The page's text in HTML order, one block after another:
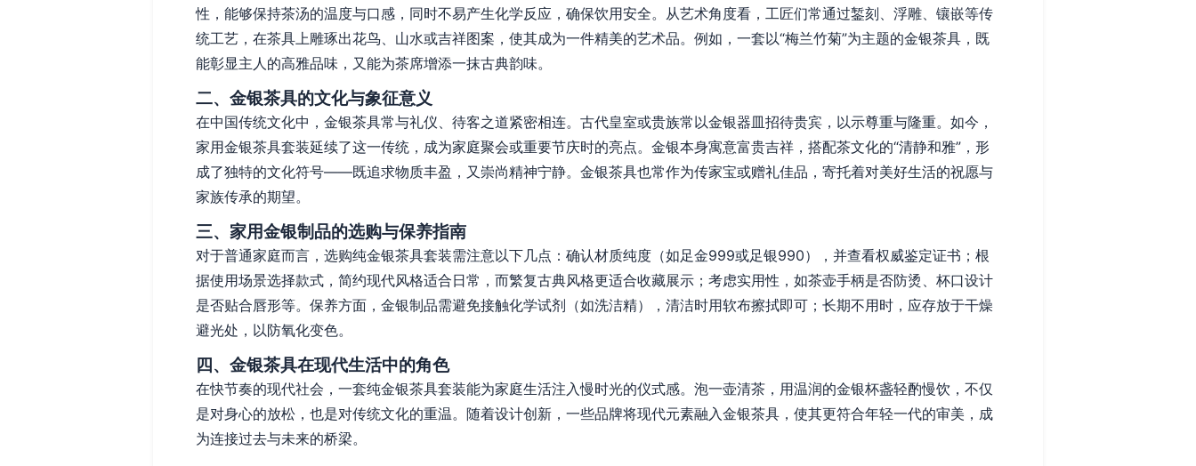
性，能够保持茶汤的温度与口感，同时不易产生化学反应，确保饮用安全。从艺术角度看，工匠们常通过錾刻、浮雕、镶嵌等传
统工艺，在茶具上雕琢出花鸟、山水或吉祥图案，使其成为一件精美的艺术品。例如，一套以“梅兰竹菊”为主题的金银茶具，既
能彰显主人的高雅品味，又能为茶席增添一抹古典韵味。
二、金银茶具的文化与象征意义
在中国传统文化中，金银茶具常与礼仪、待客之道紧密相连。古代皇室或贵族常以金银器皿招待贵宾，以示尊重与隆重。如今，
家用金银茶具套装延续了这一传统，成为家庭聚会或重要节庆时的亮点。金银本身寓意富贵吉祥，搭配茶文化的“清静和雅”，形
成了独特的文化符号——既追求物质丰盈，又崇尚精神宁静。金银茶具也常作为传家宝或赠礼佳品，寄托着对美好生活的祝愿与
家族传承的期望。
三、家用金银制品的选购与保养指南
对于普通家庭而言，选购纯金银茶具套装需注意以下几点：确认材质纯度（如足金999或足银990），并查看权威鉴定证书；根
据使用场景选择款式，简约现代风格适合日常，而繁复古典风格更适合收藏展示；考虑实用性，如茶壶手柄是否防烫、杯口设计
是否贴合唇形等。保养方面，金银制品需避免接触化学试剂（如洗洁精），清洁时用软布擦拭即可；长期不用时，应存放于干燥
避光处，以防氧化变色。
四、金银茶具在现代生活中的角色
在快节奏的现代社会，一套纯金银茶具套装能为家庭生活注入慢时光的仪式感。泡一壶清茶，用温润的金银杯盏轻酌慢饮，不仅
是对身心的放松，也是对传统文化的重温。随着设计创新，一些品牌将现代元素融入金银茶具，使其更符合年轻一代的审美，成
为连接过去与未来的桥梁。